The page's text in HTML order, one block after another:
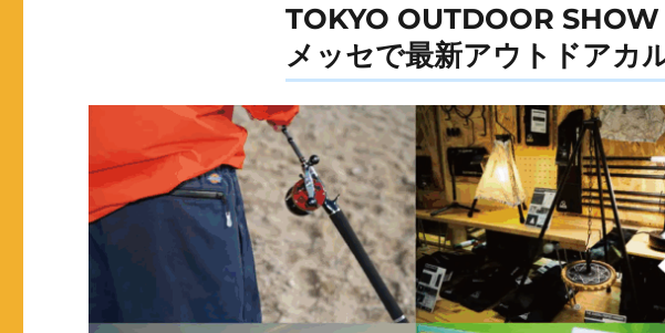
TOKYO OUTDOOR
メッセで最新アウトドアカ